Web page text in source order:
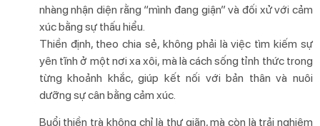
nhàng nhận diện rằng “mình đang giận” và đối xử với cảm
xúc bằng sự thấu hiểu.
Thiền định, theo chia sẻ, không phải là việc tìm kiếm sự
yên tĩnh ở một nơi xa xôi, mà là cách sống tỉnh thức trong
từng khoảnh khắc, giúp kết nối với bản thân và nuôi
dưỡng sự cân bằng cảm xúc.
Buổi thiền trà không chỉ là thư giãn, mà còn là trải nghiệm